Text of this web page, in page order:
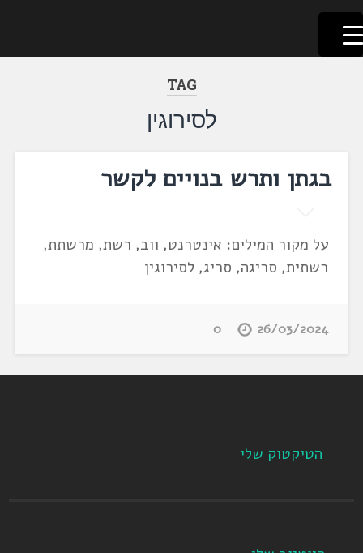
דלג
לתוכן
לשוניאדה
עברית. לשון. שפה
TAG
לסירוגין
בגתן ותרש בנויים לקשר
על מקור המילים: אינטרנט, ווב, רשת, מרשתת,
רשתית, סריגה, סריג, לסירוגין
26/03/2024
0
הטיקטוק שלי